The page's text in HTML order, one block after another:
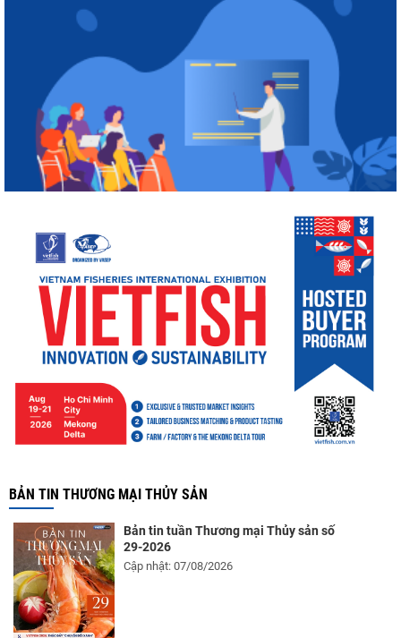
BẢN TIN THƯƠNG MẠI THỦY SẢN
Bản tin tuần Thương mại Thủy sản số
29-2026
Cập nhật: 07/08/2026